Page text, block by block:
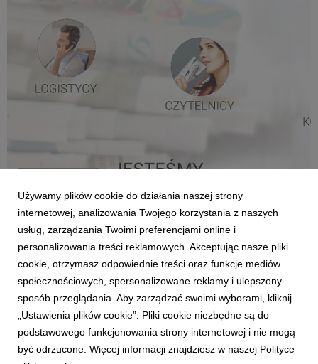
Kolporter dziękuje
23 kwietnia 2020
Zarząd Kolportera i pracownicy wyrażają najgłębsze
uznanie oraz podziękowania dla wszystkich osób,
zapewniających w tym wyjątkowo trudnym okresie
stabilne funkcjonowanie rynku prasowego.
7 8 9 10 11 12 13
Używamy plików cookie do działania naszej strony
internetowej, analizowania Twojego korzystania z naszych
usług, zarządzania Twoimi preferencjami online i
personalizowania treści reklamowych. Akceptując nasze pliki
cookie, otrzymasz odpowiednie treści oraz funkcje mediów
społecznościowych, spersonalizowane reklamy i ulepszony
sposób przeglądania. Aby zarządzać swoimi wyborami, kliknij
„Ustawienia plików cookie”. Pliki cookie niezbędne są do
podstawowego funkcjonowania strony internetowej i nie mogą
być odrzucone. Więcej informacji znajdziesz w naszej Polityce